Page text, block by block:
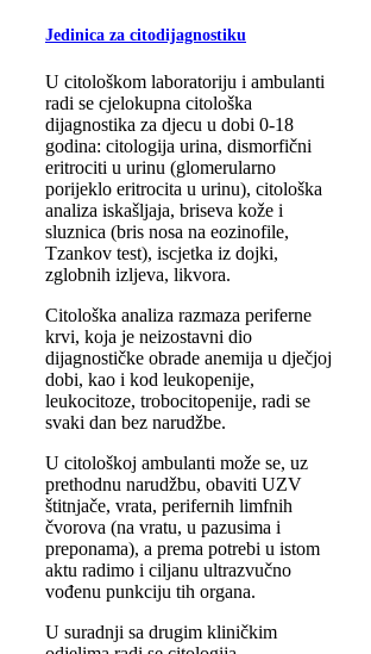
Jedinica za citodijagnostiku
U citološkom laboratoriju i ambulanti
radi se cjelokupna citološka
dijagnostika za djecu u dobi 0-18
godina: citologija urina, dismorfični
eritrociti u urinu (glomerularno
porijeklo eritrocita u urinu), citološka
analiza iskašljaja, briseva kože i
sluznica (bris nosa na eozinofile,
Tzankov test), iscjetka iz dojki,
zglobnih izljeva, likvora.
Citološka analiza razmaza periferne
krvi, koja je neizostavni dio
dijagnostičke obrade anemija u dječjoj
dobi, kao i kod leukopenije,
leukocitoze, trobocitopenije, radi se
svaki dan bez narudžbe.
U citološkoj ambulanti može se, uz
prethodnu narudžbu, obaviti UZV
štitnjače, vrata, perifernih limfnih
čvorova (na vratu, u pazusima i
preponama), a prema potrebi u istom
aktu radimo i ciljanu ultrazvučno
vođenu punkciju tih organa.
U suradnji sa drugim kliničkim